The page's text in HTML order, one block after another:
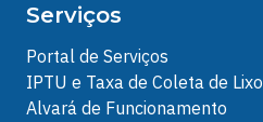
Serviços
Portal de Serviços
IPTU e Taxa de Coleta de Lixo
Alvará de Funcionamento